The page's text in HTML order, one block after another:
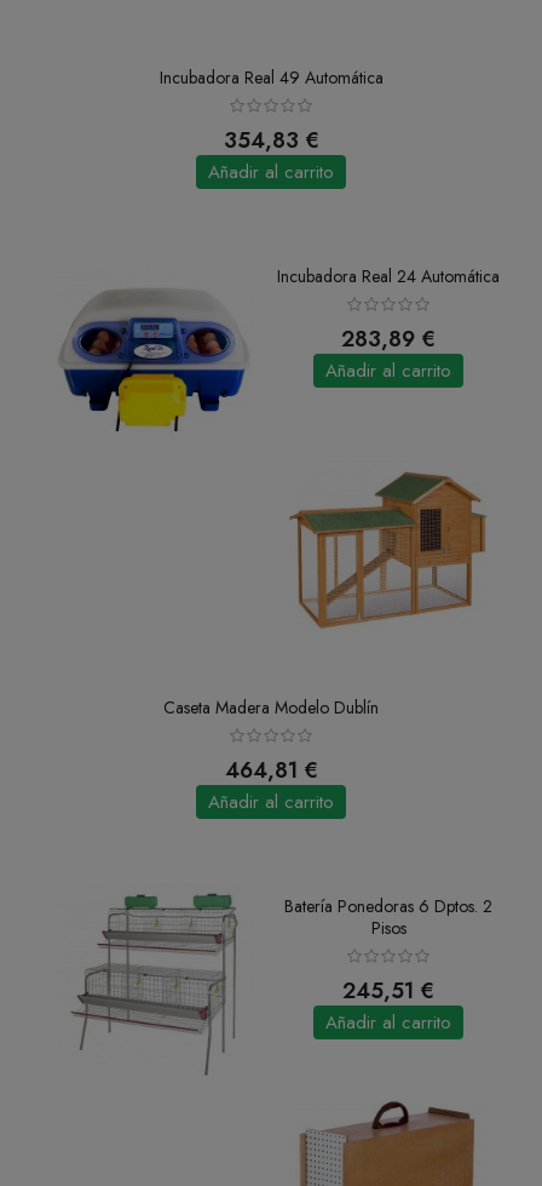
Incubadora Real 49 Automática
354,83 €
Añadir al carrito
Incubadora Real 24 Automática
283,89 €
Añadir al carrito
Caseta Madera Modelo Dublín
464,81 €
Añadir al carrito
Batería Ponedoras 6 Dptos. 2
Pisos
245,51 €
Añadir al carrito